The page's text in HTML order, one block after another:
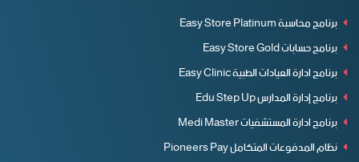
برنامج محاسبة Easy Store Platinum
برنامج حسابات Easy Store Gold
برنامج ادارة العيادات الطبية Easy Clinic
برنامج إدارة المدارس Edu Step Up
برنامج ادارة المستشفيات Medi Master
نظام المدفوعات المتكامل Pioneers Pay